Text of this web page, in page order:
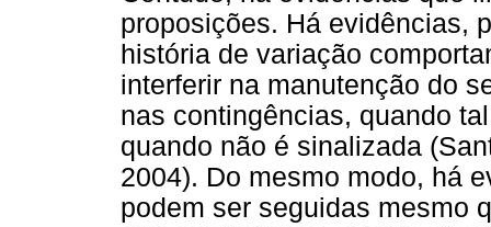
proposições. Há evidências,
história de variação
interferir na manutenção do
nas contingências, quando
quando não é sinalizada
2004). Do mesmo modo, há
podem ser seguidas mesmo